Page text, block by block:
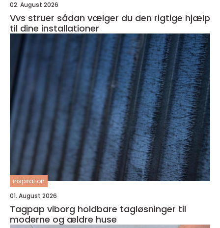
02. August 2026
Vvs struer sådan vælger du den rigtige hjælp
til dine installationer
inspiration
01. August 2026
Tagpap viborg holdbare tagløsninger til
moderne og ældre huse